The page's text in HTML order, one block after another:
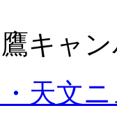
キャ
天文